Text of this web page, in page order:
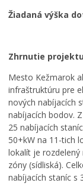
Zamestnanie v
Žiadaná výška
Zhrnutie
Mesto Kežmarok
infraštruktúru pre
nových nabíjacích
nabíjacích bodov.
25 nabíjacích
50+kW na 11-tich
lokalít je
zóny (sídliská).
nabíjacích staníc s